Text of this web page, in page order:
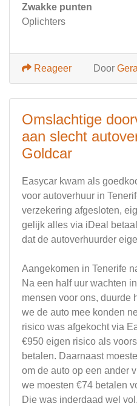
Zwakke punten
Oplichters
Door
Reageer
Omslachtige
aan slecht
Goldcar
Easycar kwam als
voor autoverhuur in
verzekering afgesloten,
gelijk alles via iDeal
dat de autoverhuurder
Aangekomen in Tenerife
Na een half uur wachten
mensen voor ons, duurde
we de auto mee konden
risico was afgekocht via
€950 eigen risico als
betalen. Daarnaast
om de auto op een ander
we moesten €74 betalen
Die was inderdaad wel